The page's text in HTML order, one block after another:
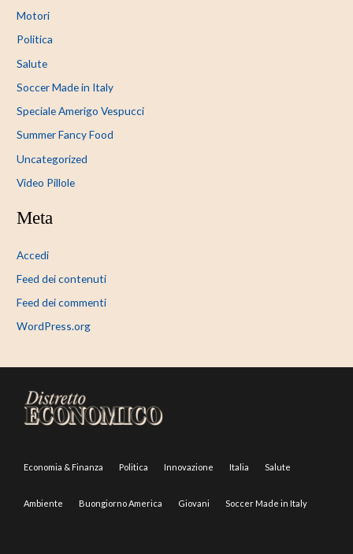
Motori
Politica
Salute
Soccer Made in Italy
Speciale Amerigo Vespucci
Summer Fancy Food
Uncategorized
Video Pillole
Meta
Accedi
Feed dei contenuti
Feed dei commenti
WordPress.org
Economia & Finanza Politica Innovazione Italia Salute
Ambiente Buongiorno America Giovani Soccer Made in Italy